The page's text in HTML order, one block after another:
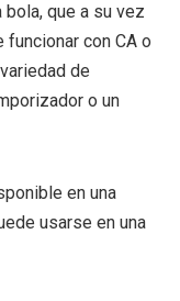
bola, que a su vez
funcionar con CA o
de
o un
en una
usarse en una